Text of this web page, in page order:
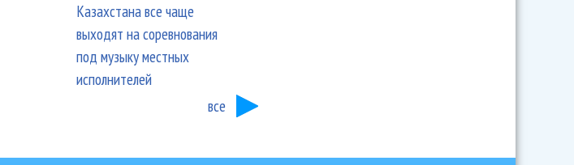
Казахстана все чаще
выходят на соревнования
под музыку местных
исполнителей
все